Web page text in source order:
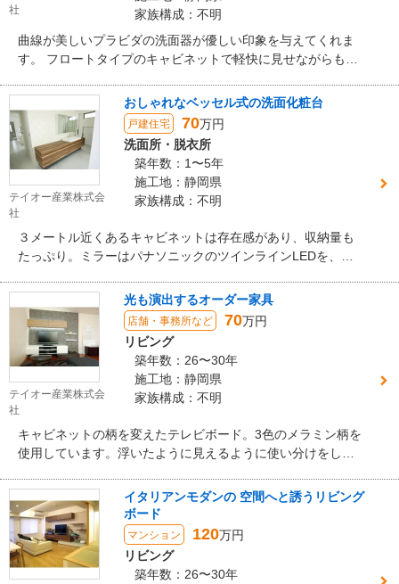
社
家族構成：不明
曲線が美しいプラビダの洗面器が優しい印象を与えてくれま
す。 フロートタイプのキャビネットで軽快に見せながらも、
テイオー産業株式会
社
おしゃれなベッセル式の洗面化粧台
戸建住宅 70万円
洗面所・脱衣所
築年数：1〜5年
施工地：静岡県
家族構成：不明
３メートル近くあるキャビネットは存在感があり、収納量も
たっぷり。ミラーはパナソニックのツインラインLEDを、キ
た大きめの洗面ボウルは、真っ白で清潔感があります。水栓
金具は引き出し式なので、気が付いた時にさっとホースを引
き出して洗えます。
テイオー産業株式会
社
光も演出するオーダー家具
店舗・事務所など 70万円
リビング
築年数：26〜30年
施工地：静岡県
家族構成：不明
キャビネットの柄を変えたテレビボード。3色のメラミン柄を
使用しています。浮いたように見えるように使い分けをして
ルームのリビングダイニング空間に設置されています。多色
使いでも纏まりある使い方ができたりします。色の濃淡あ
り、柄も異なるメラミン素材を組み合わせていますが、馴染
んでいるように感じませんか。
イタリアンモダンの 空間へと誘うリビング
ボード
マンション 120万円
リビング
築年数：26〜30年